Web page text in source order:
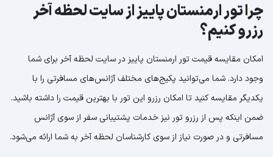
چرا تور ارمنستان پاییز از سایت لحظه آخر
رزرو کنیم؟
امکان مقایسه قیمت تور ارمنستان پاییز در سایت لحظه آخر برای شما
وجود دارد. شما می‌توانید پکیج‌های مختلف آژانس‌های مسافرتی را با
یکدیگر مقایسه کنید تا امکان رزرو این تور با بهترین قیمت را داشته باشید.
ضمن اینکه پس از رزرو تور نیز خدمات پشتیبانی سفر از سوی آژانس
مسافرتی و در صورت نیاز از سوی کارشناسان لحظه آخر به شما ارائه می‌شود.